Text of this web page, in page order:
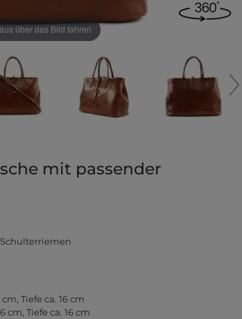
über das Bild fahren
mit passender
Tiefe ca. 16 cm
cm, Tiefe ca. 16 cm